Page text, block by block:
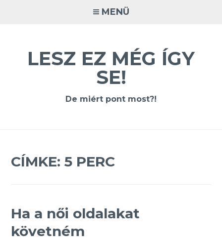
MENÜ
LESZ EZ MÉG ÍGY
SE!
De miért pont most?!
CÍMKE:5 PERC
Ha a női oldalakat
követném